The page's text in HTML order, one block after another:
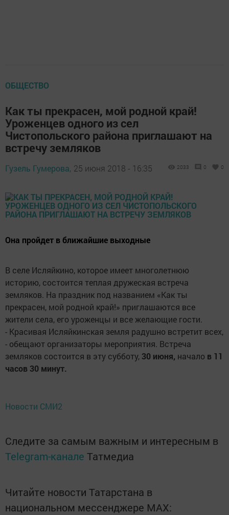
ОБЩЕСТВО
Как ты прекрасен, мой родной край!
Уроженцев одного из сел
Чистопольского района приглашают на
встречу земляков
Гузель Гумерова, 25 июня 2018 - 16:35 2033 0 0
Она пройдет в ближайшие выходные
В селе Исляйкино, которое имеет многолетнюю
историю, состоится теплая дружеская встреча
земляков. На праздник под названием «Как ты
прекрасен, мой родной край!» приглашаются все
жители села, его уроженцы и все желающие гости.
- Красивая Исляйкинская земля радушно встретит всех,
- обещают организаторы мероприятия. Встреча
земляков состоится в эту субботу, 30 июня, начало в 11
часов 30 минут.
Новости СМИ2
Следите за самым важным и интересным в
Telegram-канале Татмедиа
Читайте новости Татарстана в
национальном мессенджере MАХ: